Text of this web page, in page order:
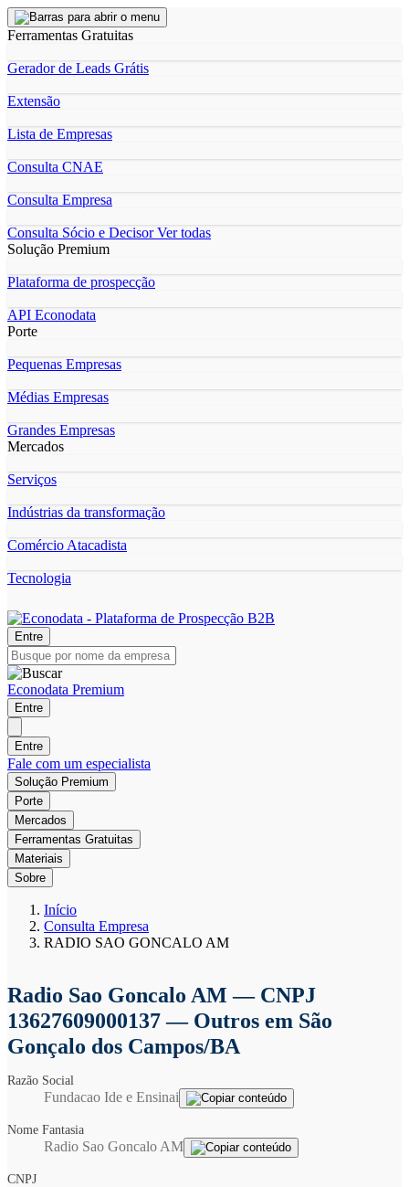
Ferramentas Gratuitas
Gerador de Leads Grátis
Extensão
Lista de Empresas
Consulta CNAE
Consulta Empresa
Consulta Sócio e DecisorVer todas
Solução Premium
Plataforma de prospecção
API Econodata
Porte
Pequenas Empresas
Médias Empresas
Grandes Empresas
Mercados
Serviços
Indústrias da transformação
Comércio Atacadista
Tecnologia
Entre
Econodata Premium
Entre
Entre
Fale com um especialista
Solução Premium
Porte
Mercados
Ferramentas Gratuitas
Materiais
Sobre
Início
Consulta Empresa
RADIO SAO GONCALO AM
Radio Sao Goncalo AM— CNPJ
13627609000137 — Outros em São
Gonçalo dos Campos/BA
Razão Social
Fundacao Ide e Ensinai
Nome Fantasia
Radio Sao Goncalo AM
CNPJ